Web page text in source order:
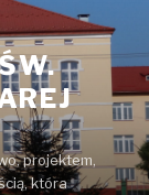
projektem,
która